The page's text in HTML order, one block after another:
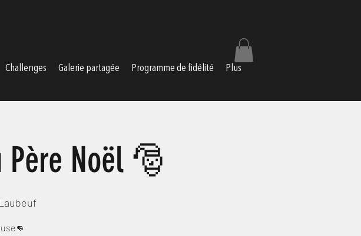
Challenges Galerie partagée Programme de fidélité Plus
Père Noël 🎅